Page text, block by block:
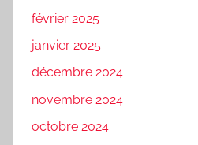
février 2025
janvier 2025
décembre 2024
novembre 2024
octobre 2024